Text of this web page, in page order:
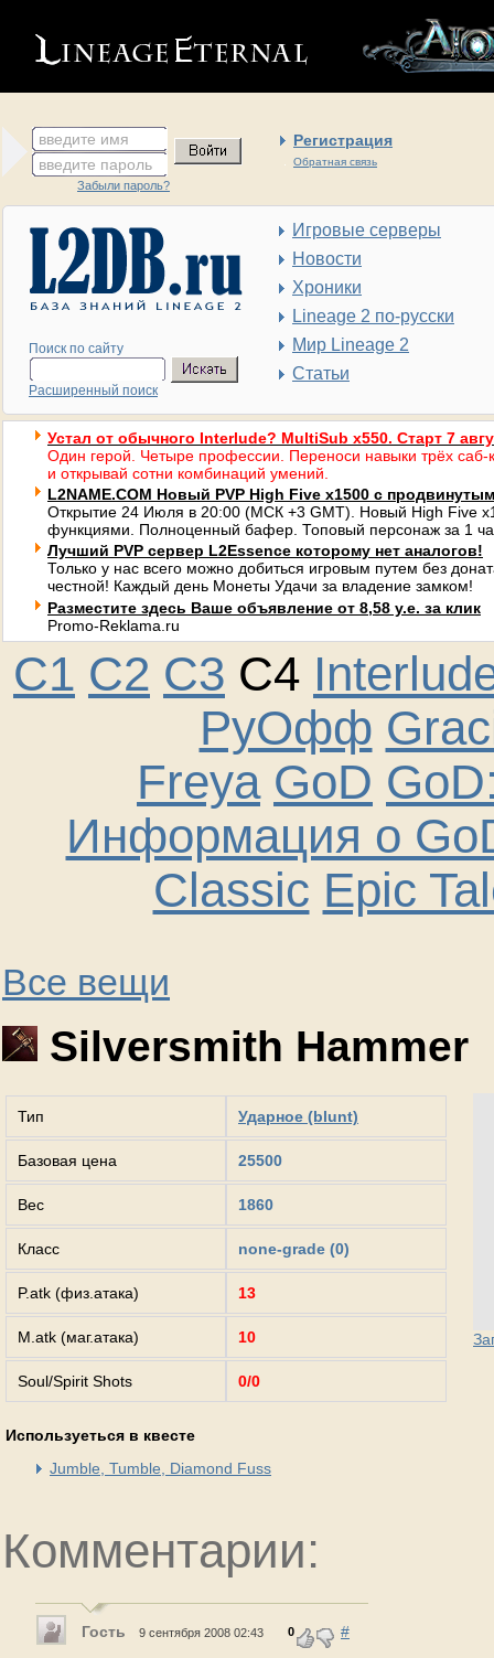
введите имя Регистрация
Обратная связь
введите пароль
Забыли пароль?
Поиск по сайту
Расширенный поиск
Игровые серверы
Новости
Хроники
Lineage 2 по-русски
Мир Lineage 2
Статьи
Устал от обычного Interlude? MultiSub x550. Старт 7
Один герой. Четыре профессии. Переноси навыки трёх саб-
и открывай сотни комбинаций умений.
L2NAME.COM Новый PVP High Five x1500 с
Открытие 24 Июля в 20:00 (МСК +3 GMT). Новый High Five
функциями. Полноценный бафер. Топовый персонаж за 1
Лучший PVP сервер L2Essence которому нет аналогов!
Только у нас всего можно добиться игровым путем без
честной! Каждый день Монеты Удачи за владение замком!
Разместите здесь Ваше объявление от 8,58 у.е. за клик
Promo-Reklama.ru
C1 C2 C3 C4
РуОфф
Freya GoD
Информация о
Classic Epic
Все вещи
Silversmith Hammer
Тип Ударное (blunt)
Базовая цена 25500
Вес 1860
Класс none-grade (0)
P.atk (физ.атака) 13
M.atk (маг.атака) 10
Soul/Spirit Shots 0/0
Используеться в квесте
Jumble, Tumble, Diamond Fuss
Комментарии:
Гость 9 сентября 2008 02:43 0 #